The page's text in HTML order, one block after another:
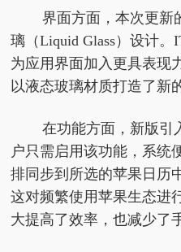
界面方面，本次更新
璃（Liquid Glass）设计
为应用界面加入更具表现
以液态玻璃材质打造了新
在功能方面，新版引
户只需启用该功能，系统
排同步到所选的苹果日历
这对频繁使用苹果生态进
大提高了效率，也减少了